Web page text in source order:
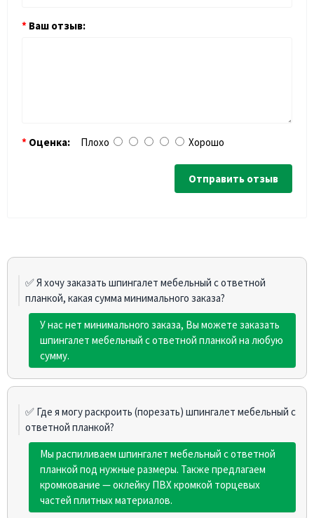
Ваш отзыв:
Оценка: Плохо Хорошо
Отправить отзыв
✅ Я хочу заказать шпингалет мебельный с ответной
планкой, какая сумма минимального заказа?
У нас нет минимального заказа, Вы можете заказать
шпингалет мебельный с ответной планкой на любую
сумму.
✅ Где я могу раскроить (порезать) шпингалет мебельный с
ответной планкой?
Мы распиливаем шпингалет мебельный с ответной
планкой под нужные размеры. Также предлагаем
кромкование — оклейку ПВХ кромкой торцевых
частей плитных материалов.